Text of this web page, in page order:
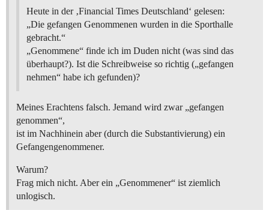
Heute in der ‚Financial Times Deutschland‘ gelesen:
„Die gefangen Genommenen wurden in die Sporthalle
gebracht.“
„Genommene“ finde ich im Duden nicht (was sind das
überhaupt?). Ist die Schreibweise so richtig („gefangen
nehmen“ habe ich gefunden)?
Meines Erachtens falsch. Jemand wird zwar „gefangen
genommen“,
ist im Nachhinein aber (durch die Substantivierung) ein
Gefangengenommener.
Warum?
Frag mich nicht. Aber ein „Genommener“ ist ziemlich
unlogisch.